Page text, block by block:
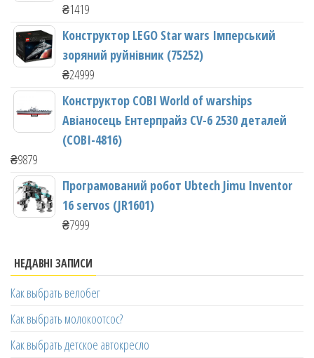
₴1419
Конструктор LEGO Star wars Імперський
зоряний руйнівник (75252)
₴24999
Конструктор COBI World of warships
Авіаносець Ентерпрайз CV-6 2530 деталей
(COBI-4816)
₴9879
Програмований робот Ubtech Jimu Inventor
16 servos (JR1601)
₴7999
НЕДАВНІ ЗАПИСИ
Как выбрать велобег
Как выбрать молокоотсос?
Как выбрать детское автокресло